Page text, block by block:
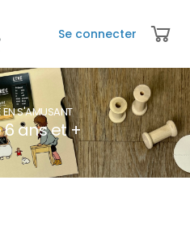
Se connecter
EN S'AMUSANT
ans et +